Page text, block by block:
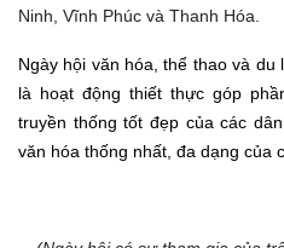
Ninh, Vĩnh Phúc và Thanh Hóa.
Ngày hội văn hóa, thể thao và
là hoạt động thiết thực góp
truyền thống tốt đẹp của các
văn hóa thống nhất, đa dạng của